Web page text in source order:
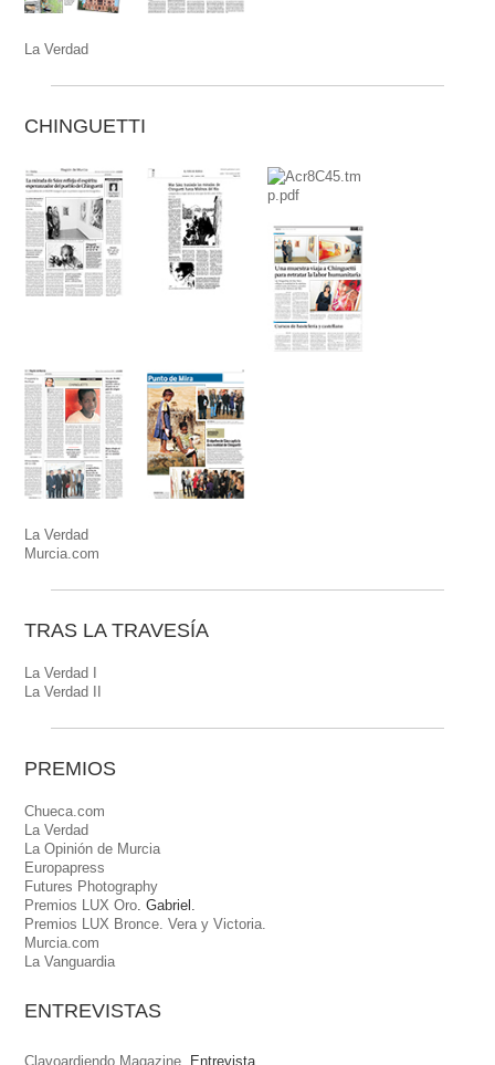
La Verdad
CHINGUETTI
La Verdad
Murcia.com
TRAS LA TRAVESÍA
La Verdad I
La Verdad II
PREMIOS
Chueca.com
La Verdad
La Opinión de Murcia
Europapress
Futures Photography
Premios LUX Oro. Gabriel.
Premios LUX Bronce. Vera y Victoria.
Murcia.com
La Vanguardia
ENTREVISTAS
Clavoardiendo Magazine. Entrevista.